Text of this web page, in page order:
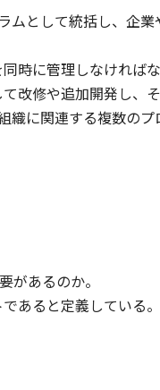
として統括し、企
時に管理しなければ
修や追加開発し、
に関連する複数の
があるのか。
あると定義している。